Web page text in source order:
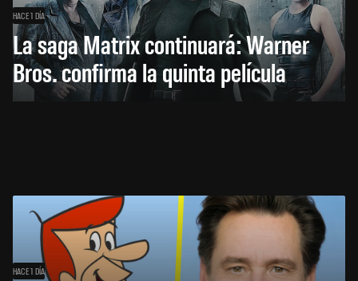
HACE 1 DÍA
La saga Matrix continuará: Warner
Bros. confirma la quinta película
HACE 1 DÍA